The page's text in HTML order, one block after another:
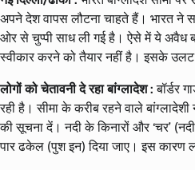
अपने देश वापस लौटना चाहते हैं। भारत ने
ओर से चुप्पी साध ली गई है। ऐसे में ये अवैध
स्वीकार करने को तैयार नहीं है। इसके उलट
लोगों को चेतावनी दे रहा बांग्लादेश : बॉर्डर
रही है। सीमा के करीब रहने वाले
की सूचना दें। नदी के किनारों और ‘चर’
पार ढकेल (पुश इन) दिया जाए। इस कारण